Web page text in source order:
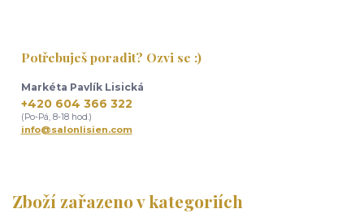
Zboží zařazeno v kategoriích
Potřebuješ poradit? Ozvi se :)
Markéta Pavlík Lisická
+420 604 366 322
(Po-Pá, 8-18 hod.)
info@salonlisien.com